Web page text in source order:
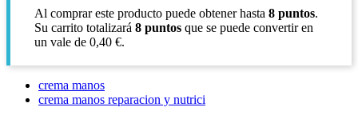
Al comprar este producto puede obtener hasta 8 puntos.
Su carrito totalizará 8 puntos que se puede convertir en
un vale de 0,40 €.
crema manos
crema manos reparacion y nutrici